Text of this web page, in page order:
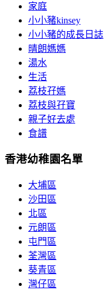
家庭
小小豬kinsey
小小豬的成長日誌
晴朗媽媽
湯水
生活
荔枝孖媽
荔枝與孖寶
親子好去處
食譜
香港幼稚園名單
大埔區
沙田區
北區
元朗區
屯門區
荃灣區
葵青區
灣仔區